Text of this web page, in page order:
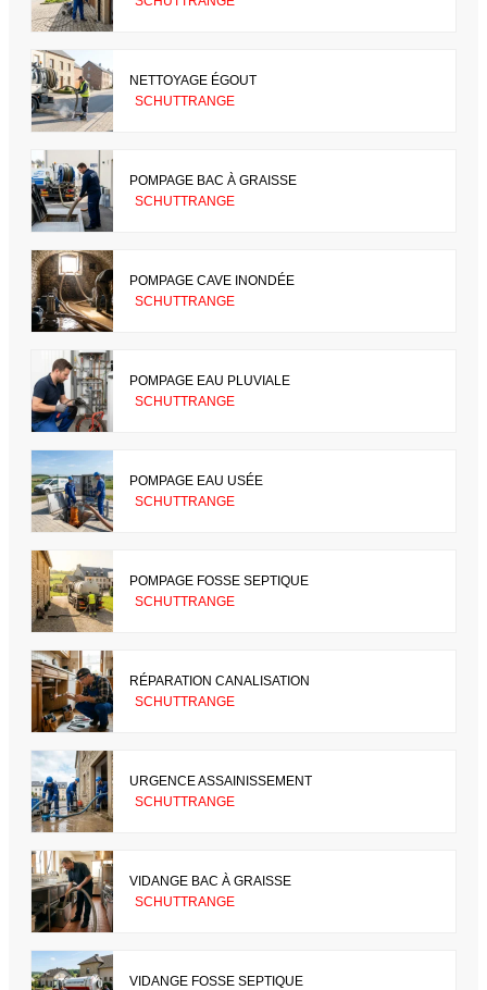
NETTOYAGE ÉGOUT
SCHUTTRANGE
POMPAGE BAC À GRAISSE
SCHUTTRANGE
POMPAGE CAVE INONDÉE
SCHUTTRANGE
POMPAGE EAU PLUVIALE
SCHUTTRANGE
POMPAGE EAU USÉE
SCHUTTRANGE
POMPAGE FOSSE SEPTIQUE
SCHUTTRANGE
RÉPARATION CANALISATION
SCHUTTRANGE
URGENCE ASSAINISSEMENT
SCHUTTRANGE
VIDANGE BAC À GRAISSE
SCHUTTRANGE
VIDANGE FOSSE SEPTIQUE